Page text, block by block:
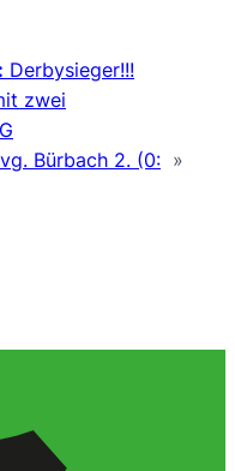
Derbysieger!!!
zwei
Bürbach 2. (0: »